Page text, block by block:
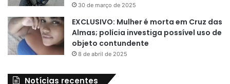
30 de março de 2025
EXCLUSIVO: Mulher é morta em Cruz das
Almas; polícia investiga possível uso de
objeto contundente
8 de abril de 2025
Notícias recentes